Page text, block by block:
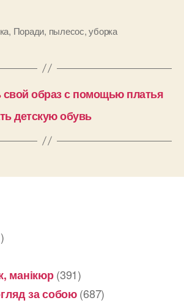
, Поради, пылесос,уборка
свой образ с помощью платья
детскую обувь
манікюр(391)
за собою(687)